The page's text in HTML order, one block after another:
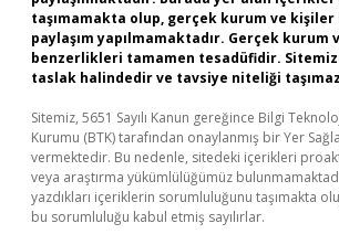
taşımamakta olup, gerçek kurum ve kişiler
paylaşım yapılmamaktadır. Gerçek kurum
benzerlikleri tamamen tesadüfidir.
taslak halindedir ve tavsiye niteliği
Sitemiz, 5651 Sayılı Kanun gereğince Bilgi
Kurumu (BTK) tarafından onaylanmış bir Yer
vermektedir. Bu nedenle, sitedeki içerikleri
veya araştırma yükümlülüğümüz
yazdıkları içeriklerin sorumluluğunu taşımakta
bu sorumluluğu kabul etmiş sayılırlar.